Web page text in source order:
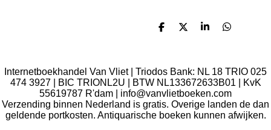
D
n
D
S
e
D
n
Internetboekhandel Van Vliet | Triodos Bank: NL 18 TRIO 025
474 3927 | BIC TRIONL2U | BTW NL133672633B01 |
KvK
55619787 R'dam | info@vanvlietboeken.com
Verzending binnen Nederland is gratis. Overige landen de dan
geldende portkosten. Antiquarische boeken kunnen afwijken.